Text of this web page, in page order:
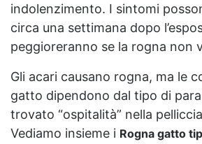
indolenzimento. I sintomi
circa una settimana dopo
peggioreranno se la rogna non
Gli acari causano rogna, ma le
gatto dipendono dal tipo di
trovato “ospitalità” nella
Vediamo insieme i Rogna gatto